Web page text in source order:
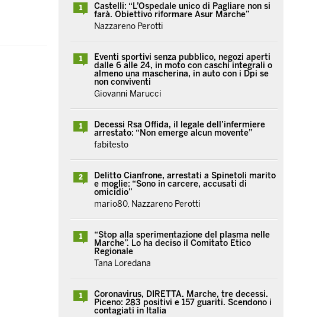
1
Castelli: “L’Ospedale unico di Pagliare non si
farà. Obiettivo riformare Asur Marche”
Nazzareno Perotti
1
Eventi sportivi senza pubblico, negozi aperti
dalle 6 alle 24, in moto con caschi integrali o
almeno una mascherina, in auto con i Dpi se
non conviventi
Giovanni Marucci
1
Decessi Rsa Offida, il legale dell’infermiere
arrestato: “Non emerge alcun movente”
fabitesto
2
Delitto Cianfrone, arrestati a Spinetoli marito
e moglie: “Sono in carcere, accusati di
omicidio”
mario80, Nazzareno Perotti
1
“Stop alla sperimentazione del plasma nelle
Marche”. Lo ha deciso il Comitato Etico
Regionale
Tana Loredana
1
Coronavirus, DIRETTA. Marche, tre decessi.
Piceno: 283 positivi e 157 guariti. Scendono i
contagiati in Italia